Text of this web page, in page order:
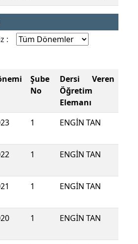
:
Şube
No
Dersi Veren
Öğretim
Elemanı
1 ENGİN TAN
1 ENGİN TAN
1 ENGİN TAN
1 ENGİN TAN